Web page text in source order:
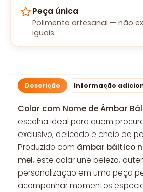
Peça única
Polimento artesanal — não
iguais.
Descrição Informação
Colar com Nome de Âmbar
escolha ideal para quem
exclusivo, delicado e cheio de
Produzido com âmbar báltico
mel, este colar une beleza,
personalização em uma peça
acompanhar momentos